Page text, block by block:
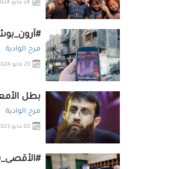
24 مايو 2024 - 02:13
مرح الوادية
23 مايو 2024 - 14:44
بطل
مرح الوادية
02 مايو 2023 - 14:30